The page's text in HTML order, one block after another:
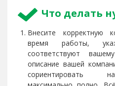
Что делать
Внесите корректную
время работы,
соответствуют
описание вашей
сориентировать